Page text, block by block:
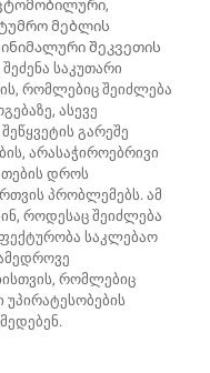
მებლის
შეკვეთის
საკუთარი
რომლებიც შეიძლება
ასევე
გარეშე
არასაჭიროებრივი
დროს
პრობლემებს. ამ
როდესაც შეიძლება
საკლებაო
რომლებიც